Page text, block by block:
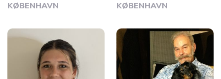
KØBENHAVN KØBENHAVN